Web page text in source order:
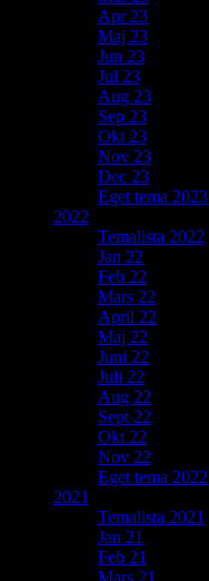
Apr 23
Maj 23
Jun 23
Jul 23
Aug 23
Sep 23
Okt 23
Nov 23
Dec 23
Eget tema 2023
2022
Temalista 2022
Jan 22
Feb 22
Mars 22
April 22
Maj 22
Juni 22
Juli 22
Aug 22
Sept 22
Okt 22
Nov 22
Eget tema 2022
2021
Temalista 2021
Jan 21
Feb 21
Mars 21